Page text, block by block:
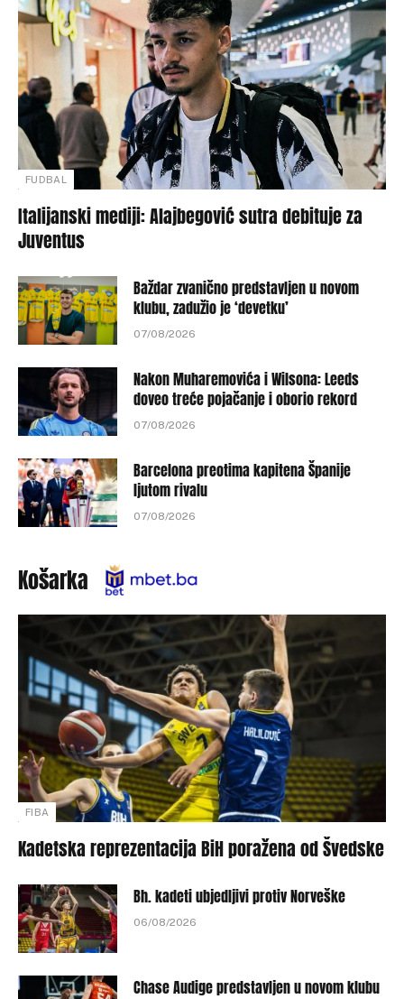
FUDBAL
Italijanski mediji: Alajbegović sutra debituje za
Juventus
Baždar zvanično predstavljen u novom
klubu, zadužio je ‘devetku’
07/08/2026
Nakon Muharemovića i Wilsona: Leeds
doveo treće pojačanje i oborio rekord
07/08/2026
Barcelona preotima kapitena Španije
ljutom rivalu
07/08/2026
Košarka
FIBA
Kadetska reprezentacija BiH poražena od Švedske
Bh. kadeti ubjedljivi protiv Norveške
06/08/2026
Chase Audige predstavljen u novom klubu